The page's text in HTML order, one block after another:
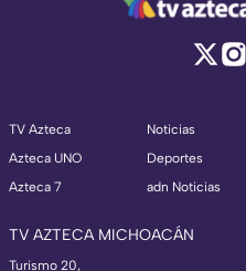
TV Azteca
Azteca UNO
Azteca 7
Noticias
Deportes
adn Noticias
TV AZTECA MICHOACÁN
Turismo 20,